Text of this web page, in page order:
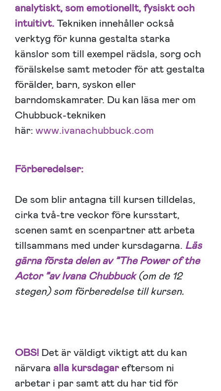
analytiskt, som emotionellt, fysiskt och
intuitivt.Tekniken innehåller också
verktyg för kunna gestalta starka
känslor som till exempel rädsla, sorg och
förälskelse samt metoder för att gestalta
förälder, barn, syskon eller
barndomskamrater. Du kan läsa mer om
Chubbuck-tekniken
här: www.ivanachubbuck.com
Förberedelser:
De som blir antagna till kursen tilldelas,
cirka två-tre veckor före kursstart,
scenen samt en scenpartner att arbeta
tillsammans med under kursdagarna. Läs
gärna första delen av ”The Power of the
Actor ”av Ivana Chubbuck(om de 12
stegen) som förberedelse till kursen.
OBS! Det är väldigt viktigt att du kan
närvara alla kursdagareftersom ni
arbetar i par samt att du har tid för